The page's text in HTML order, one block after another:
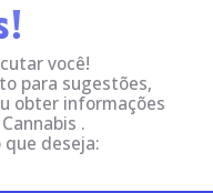
você!
para sugestões,
obter informações
.
deseja: